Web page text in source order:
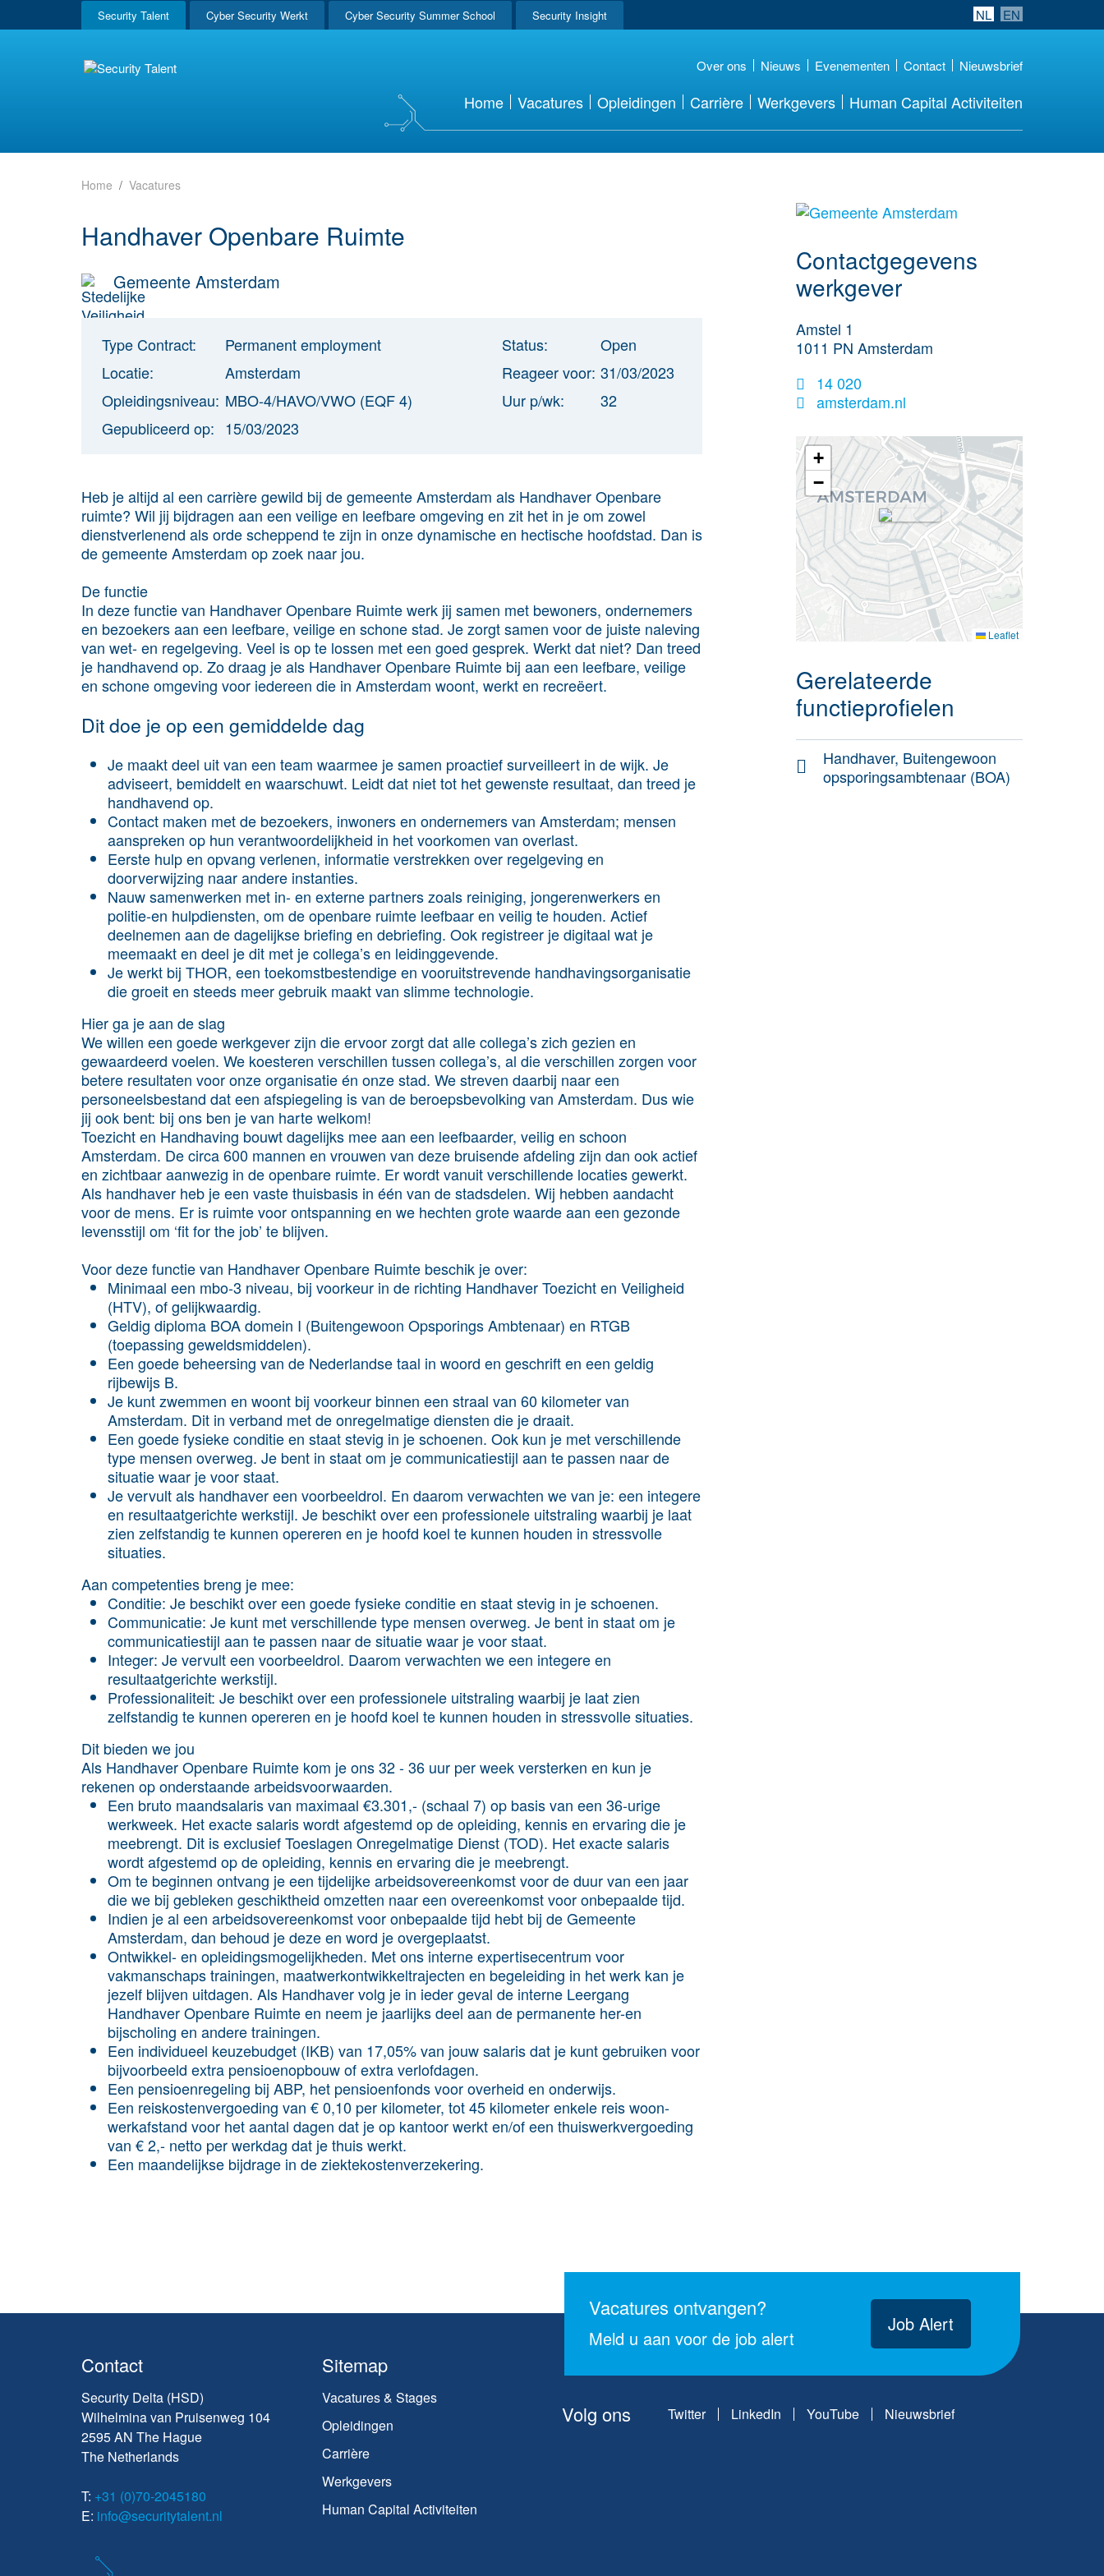
Security Talent Cyber Security Werkt Cyber Security Summer School Security Insight NL EN
Over ons Nieuws Evenementen Contact Nieuwsbrief
Home Vacatures Opleidingen Carrière Werkgevers Human Capital Activiteiten
Home Vacatures
Handhaver Openbare Ruimte
Gemeente Amsterdam
Type Contract:
Permanent employment
Locatie:
Amsterdam
Opleidingsniveau: MBO-4/HAVO/VWO (EQF 4)
Gepubliceerd op: 15/03/2023
Status:
Open
Reageer voor: 31/03/2023
Uur p/wk:
32
Heb je altijd al een carrière gewild bij de gemeente Amsterdam als Handhaver Openbare
ruimte? Wil jij bijdragen aan een veilige en leefbare omgeving en zit het in je om zowel
dienstverlenend als orde scheppend te zijn in onze dynamische en hectische hoofdstad. Dan is
de gemeente Amsterdam op zoek naar jou.
De functie
In deze functie van Handhaver Openbare Ruimte werk jij samen met bewoners, ondernemers
en bezoekers aan een leefbare, veilige en schone stad. Je zorgt samen voor de juiste naleving
van wet- en regelgeving. Veel is op te lossen met een goed gesprek. Werkt dat niet? Dan treed
je handhavend op. Zo draag je als Handhaver Openbare Ruimte bij aan een leefbare, veilige
en schone omgeving voor iedereen die in Amsterdam woont, werkt en recreëert.
Dit doe je op een gemiddelde dag
Je maakt deel uit van een team waarmee je samen proactief surveilleert in de wijk. Je
adviseert, bemiddelt en waarschuwt. Leidt dat niet tot het gewenste resultaat, dan treed je
handhavend op.
Contact maken met de bezoekers, inwoners en ondernemers van Amsterdam; mensen
aanspreken op hun verantwoordelijkheid in het voorkomen van overlast.
Eerste hulp en opvang verlenen, informatie verstrekken over regelgeving en
doorverwijzing naar andere instanties.
Nauw samenwerken met in- en externe partners zoals reiniging, jongerenwerkers en
politie-en hulpdiensten, om de openbare ruimte leefbaar en veilig te houden. Actief
deelnemen aan de dagelijkse briefing en debriefing. Ook registreer je digitaal wat je
meemaakt en deel je dit met je collega’s en leidinggevende.
Je werkt bij THOR, een toekomstbestendige en vooruitstrevende handhavingsorganisatie
die groeit en steeds meer gebruik maakt van slimme technologie.
Hier ga je aan de slag
We willen een goede werkgever zijn die ervoor zorgt dat alle collega’s zich gezien en
gewaardeerd voelen. We koesteren verschillen tussen collega’s, al die verschillen zorgen voor
betere resultaten voor onze organisatie én onze stad. We streven daarbij naar een
personeelsbestand dat een afspiegeling is van de beroepsbevolking van Amsterdam. Dus wie
jij ook bent: bij ons ben je van harte welkom!
Toezicht en Handhaving bouwt dagelijks mee aan een leefbaarder, veilig en schoon
Amsterdam. De circa 600 mannen en vrouwen van deze bruisende afdeling zijn dan ook actief
en zichtbaar aanwezig in de openbare ruimte. Er wordt vanuit verschillende locaties gewerkt.
Als handhaver heb je een vaste thuisbasis in één van de stadsdelen. Wij hebben aandacht
voor de mens. Er is ruimte voor ontspanning en we hechten grote waarde aan een gezonde
levensstijl om ‘fit for the job’ te blijven.
Voor deze functie van Handhaver Openbare Ruimte beschik je over:
Minimaal een mbo-3 niveau, bij voorkeur in de richting Handhaver Toezicht en Veiligheid
(HTV), of gelijkwaardig.
Geldig diploma BOA domein I (Buitengewoon Opsporings Ambtenaar) en RTGB
(toepassing geweldsmiddelen).
Een goede beheersing van de Nederlandse taal in woord en geschrift en een geldig
rijbewijs B.
Je kunt zwemmen en woont bij voorkeur binnen een straal van 60 kilometer van
Amsterdam. Dit in verband met de onregelmatige diensten die je draait.
Een goede fysieke conditie en staat stevig in je schoenen. Ook kun je met verschillende
type mensen overweg. Je bent in staat om je communicatiestijl aan te passen naar de
situatie waar je voor staat.
Je vervult als handhaver een voorbeeldrol. En daarom verwachten we van je: een integere
en resultaatgerichte werkstijl. Je beschikt over een professionele uitstraling waarbij je laat
zien zelfstandig te kunnen opereren en je hoofd koel te kunnen houden in stressvolle
situaties.
Aan competenties breng je mee:
Conditie: Je beschikt over een goede fysieke conditie en staat stevig in je schoenen.
Communicatie: Je kunt met verschillende type mensen overweg. Je bent in staat om je
communicatiestijl aan te passen naar de situatie waar je voor staat.
Integer: Je vervult een voorbeeldrol. Daarom verwachten we een integere en
resultaatgerichte werkstijl.
Professionaliteit: Je beschikt over een professionele uitstraling waarbij je laat zien
zelfstandig te kunnen opereren en je hoofd koel te kunnen houden in stressvolle situaties.
Dit bieden we jou
Als Handhaver Openbare Ruimte kom je ons 32 - 36 uur per week versterken en kun je
rekenen op onderstaande arbeidsvoorwaarden.
Een bruto maandsalaris van maximaal €3.301,- (schaal 7) op basis van een 36-urige
werkweek. Het exacte salaris wordt afgestemd op de opleiding, kennis en ervaring die je
meebrengt. Dit is exclusief Toeslagen Onregelmatige Dienst (TOD). Het exacte salaris
wordt afgestemd op de opleiding, kennis en ervaring die je meebrengt.
Om te beginnen ontvang je een tijdelijke arbeidsovereenkomst voor de duur van een jaar
die we bij gebleken geschiktheid omzetten naar een overeenkomst voor onbepaalde tijd.
Indien je al een arbeidsovereenkomst voor onbepaalde tijd hebt bij de Gemeente
Amsterdam, dan behoud je deze en word je overgeplaatst.
Ontwikkel- en opleidingsmogelijkheden. Met ons interne expertisecentrum voor
vakmanschaps trainingen, maatwerkontwikkeltrajecten en begeleiding in het werk kan je
jezelf blijven uitdagen. Als Handhaver volg je in ieder geval de interne Leergang
Handhaver Openbare Ruimte en neem je jaarlijks deel aan de permanente her-en
bijscholing en andere trainingen.
Een individueel keuzebudget (IKB) van 17,05% van jouw salaris dat je kunt gebruiken voor
bijvoorbeeld extra pensioenopbouw of extra verlofdagen.
Een pensioenregeling bij ABP, het pensioenfonds voor overheid en onderwijs.
Een reiskostenvergoeding van € 0,10 per kilometer, tot 45 kilometer enkele reis woon-
werkafstand voor het aantal dagen dat je op kantoor werkt en/of een thuiswerkvergoeding
van € 2,- netto per werkdag dat je thuis werkt.
Een maandelijkse bijdrage in de ziektekostenverzekering.
Meer werkgever
Contactgegevens
werkgever
Amstel 1
1011 PN Amsterdam
14 020
amsterdam.nl
+
−
Leaflet
Gerelateerde
functieprofielen
Handhaver, Buitengewoon
opsporingsambtenaar (BOA)
Vacatures ontvangen?
Meld u aan voor de job alert
Job Alert
Contact
Security Delta (HSD)
Wilhelmina van Pruisenweg 104
2595 AN The Hague
The Netherlands
T: +31 (0)70-2045180
E: info@securitytalent.nl
Sitemap
Vacatures & Stages
Opleidingen
Carrière
Werkgevers
Human Capital Activiteiten
Volg ons Twitter LinkedIn YouTube Nieuwsbrief